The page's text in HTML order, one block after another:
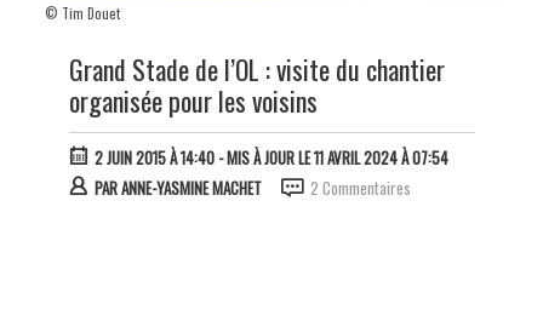
© Tim Douet
Grand Stade de l’OL : visite du chantier
organisée pour les voisins
2 JUIN 2015 À 14:40- MIS À JOUR LE 11 AVRIL 2024 À 07:54
PARANNE-YASMINE MACHET 2 Commentaires